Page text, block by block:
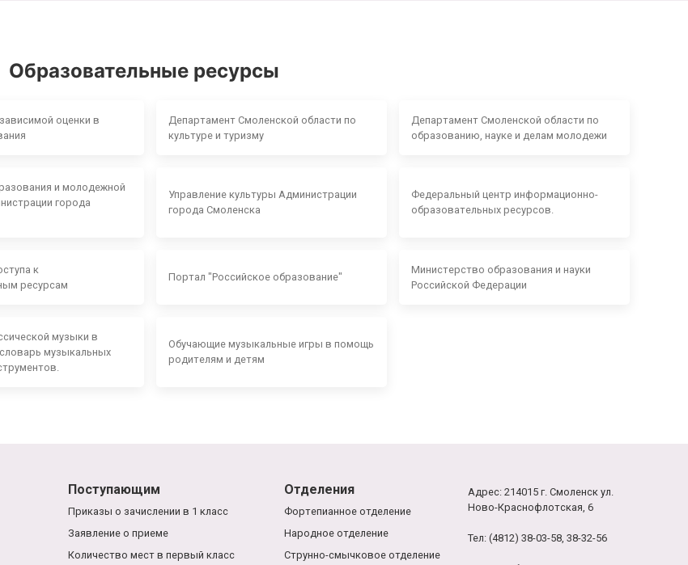
Образовательные ресурсы
оценки в
Департамент Смоленской области по
культуре и туризму
Департамент Смоленской области по
образованию, науке и делам молодежи
и молодежной
города
Управление культуры Администрации
города Смоленска
Федеральный центр информационно-
образовательных ресурсов.
к
ресурсам
Портал "Российское образование"
Министерство образования и науки
Российской Федерации
музыки в
музыкальных
Обучающие музыкальные игры в помощь
родителям и детям
Поступающим
Приказы о зачислении в 1 класс
Заявление о приеме
Количество мест в первый класс
Отделения
Фортепианное отделение
Народное отделение
Струнно-смычковое отделение
Адрес: 214015 г. Смоленск ул.
Ново-Краснофлотская, 6
Тел: (4812) 38-03-58, 38-32-56